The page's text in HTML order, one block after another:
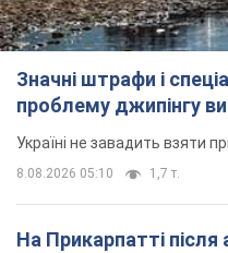
Значні штрафи і
проблему джипінгу
Україні не завадить взяти
8.08.2026 05:10 1,7 т.
На Прикарпатті після